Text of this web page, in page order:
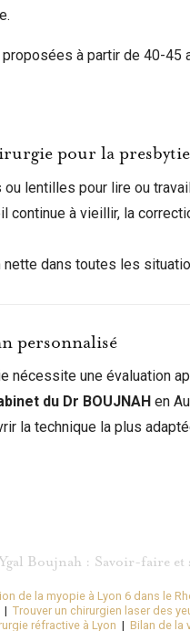
à partir de 40-45
pour la
lentilles pour lire ou
continue à vieillir, la
nette dans toutes les
personnalisé
nécessite une évaluation
du Dr BOUJNAH en
la technique la plus
Boujnah : Savoir-faire et
de la myopie à Lyon 6 dans le
| Trouver un chirurgien laser des
réfractive à Lyon | Bilan de la